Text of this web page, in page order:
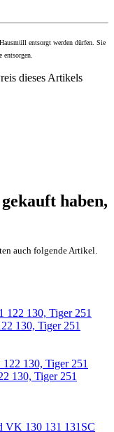
entsorgt werden dürfen. Sie
dieses Artikels
haben,
auch folgende Artikel.
130, Tiger 251
130, Tiger 251